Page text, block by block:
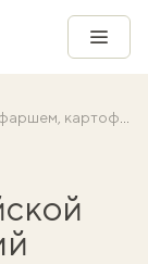
и савойской капустой — немецкий рецепт